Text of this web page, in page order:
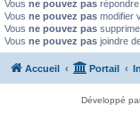
Vous ne pouvez pas
Vous ne pouvez pas modifier
Vous ne pouvez pas
Vous ne pouvez pas joindre
Accueil Portail
Développé